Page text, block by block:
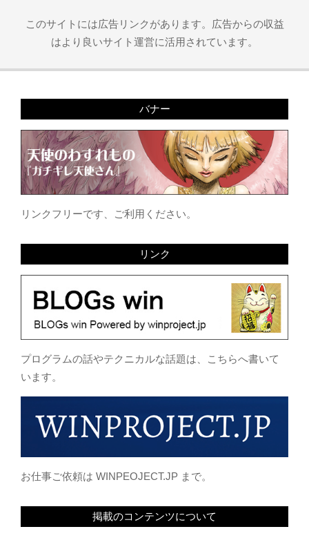
このサイトには広告リンクがあります。広告からの収益
はより良いサイト運営に活用されています。
バナー
リンクフリーです、ご利用ください。
リンク
プログラムの話やテクニカルな話題は、こちらへ書いて
います。
お仕事ご依頼は WINPEOJECT.JP まで。
掲載のコンテンツについて